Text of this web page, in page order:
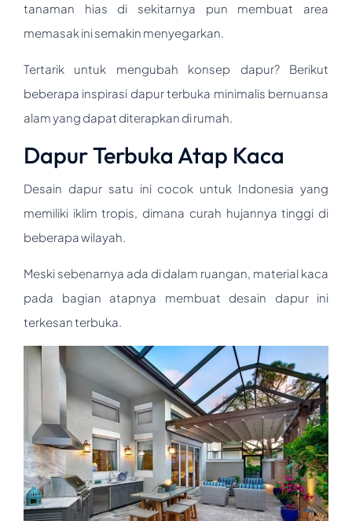
tanaman hias di sekitarnya pun membuat area
memasak ini semakin menyegarkan.
Tertarik untuk mengubah konsep dapur? Berikut
beberapa inspirasi dapur terbuka minimalis bernuansa
alam yang dapat diterapkan di rumah.
Dapur Terbuka Atap Kaca
Desain dapur satu ini cocok untuk Indonesia yang
memiliki iklim tropis, dimana curah hujannya tinggi di
beberapa wilayah.
Meski sebenarnya ada di dalam ruangan, material kaca
pada bagian atapnya membuat desain dapur ini
terkesan terbuka.